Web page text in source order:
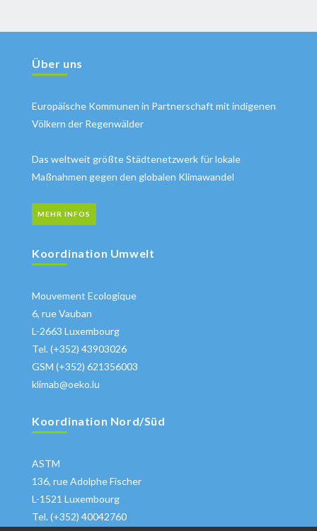
Über uns
Europäische Kommunen in Partnerschaft mit indigenen
Völkern der Regenwälder
Das weltweit größte Städtenetzwerk für lokale
Maßnahmen gegen den globalen Klimawandel
MEHR INFOS
Koordination Umwelt
Mouvement Ecologique
6, rue Vauban
L-2663 Luxembourg
Tel. (+352) 43903026
GSM (+352) 621356003
klimab@oeko.lu
Koordination Nord/Süd
ASTM
136, rue Adolphe Fischer
L-1521 Luxembourg
Tel. (+352) 40042760